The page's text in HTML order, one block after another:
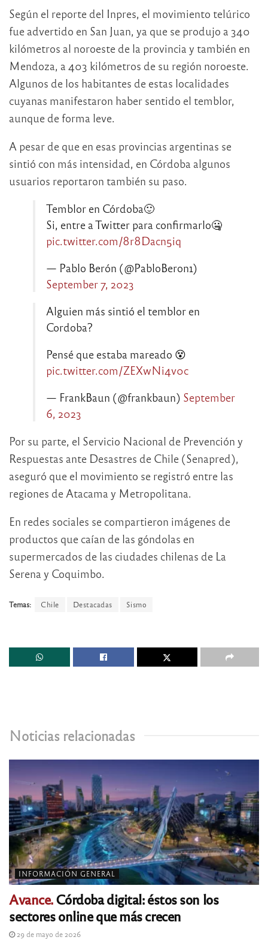
Según el reporte del Inpres, el movimiento telúrico
fue advertido en San Juan, ya que se produjo a 340
kilómetros al noroeste de la provincia y también en
Mendoza, a 403 kilómetros de su región noroeste.
Algunos de los habitantes de estas localidades
cuyanas manifestaron haber sentido el temblor,
aunque de forma leve.
A pesar de que en esas provincias argentinas se
sintió con más intensidad, en Córdoba algunos
usuarios reportaron también su paso.
Temblor en Córdoba🙂
Si, entre a Twitter para confirmarlo🤐
pic.twitter.com/8r8Dacn5iq
— Pablo Berón (@PabloBeron1)
September 7, 2023
Alguien más sintió el temblor en
Cordoba?
Pensé que estaba mareado 😵
pic.twitter.com/ZEXwNi4v0c
— FrankBaun (@frankbaun) September
6, 2023
Por su parte, el Servicio Nacional de Prevención y
Respuestas ante Desastres de Chile (Senapred),
aseguró que el movimiento se registró entre las
regiones de Atacama y Metropolitana.
En redes sociales se compartieron imágenes de
productos que caían de las góndolas en
supermercados de las ciudades chilenas de La
Serena y Coquimbo.
Temas: Chile Destacadas Sismo
Noticias relacionadas
INFORMACIÓN GENERAL
Avance.Córdoba digital: éstos son los
sectores online que más crecen
29 de mayo de 2026